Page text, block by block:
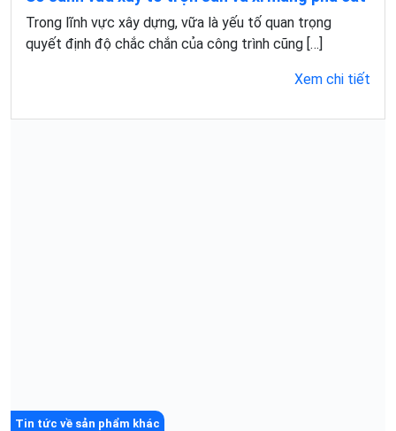
Trong lĩnh vực xây dựng, vữa là yếu tố quan trọng
quyết định độ chắc chắn của công trình cũng […]
Xem chi tiết
Tin tức về sản phẩm khác